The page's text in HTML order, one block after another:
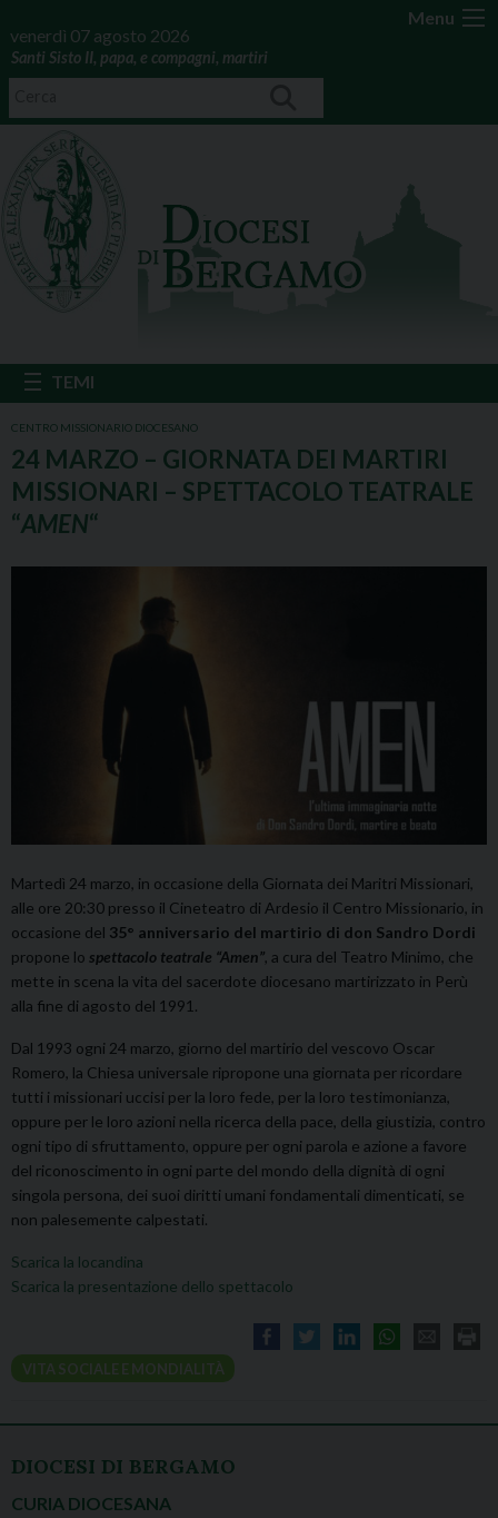
Menu
venerdì 07 agosto 2026
Santi Sisto II, papa, e compagni, martiri
CENTRO MISSIONARIO DIOCESANO
24 MARZO – GIORNATA DEI MARTIRI
MISSIONARI – SPETTACOLO TEATRALE
“AMEN“
Martedì 24 marzo, in occasione della Giornata dei Maritri Missionari,
alle ore 20:30 presso il Cineteatro di Ardesio il Centro Missionario, in
occasione del 35° anniversario del martirio di don Sandro Dordi
propone lo spettacolo teatrale “Amen”, a cura del Teatro Minimo, che
mette in scena la vita del sacerdote diocesano martirizzato in Perù
alla fine di agosto del 1991.
Dal 1993 ogni 24 marzo, giorno del martirio del vescovo Oscar
Romero, la Chiesa universale ripropone una giornata per ricordare
tutti i missionari uccisi per la loro fede, per la loro testimonianza,
oppure per le loro azioni nella ricerca della pace, della giustizia, contro
ogni tipo di sfruttamento, oppure per ogni parola e azione a favore
del riconoscimento in ogni parte del mondo della dignità di ogni
singola persona, dei suoi diritti umani fondamentali dimenticati, se
non palesemente calpestati.
Scarica la locandina
Scarica la presentazione dello spettacolo
VITA SOCIALE E MONDIALITÀ
DIOCESI DI BERGAMO
CURIA DIOCESANA